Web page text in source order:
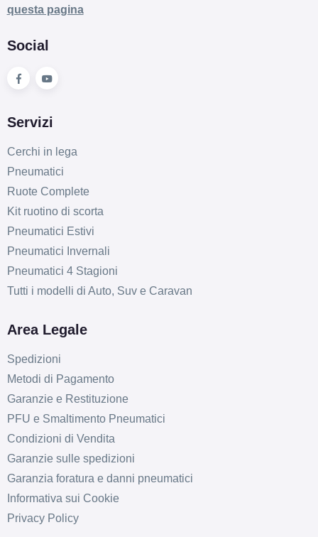
questa pagina
Social
Servizi
Cerchi in lega
Pneumatici
Ruote Complete
Kit ruotino di scorta
Pneumatici Estivi
Pneumatici Invernali
Pneumatici 4 Stagioni
Tutti i modelli di Auto, Suv e Caravan
Area Legale
Spedizioni
Metodi di Pagamento
Garanzie e Restituzione
PFU e Smaltimento Pneumatici
Condizioni di Vendita
Garanzie sulle spedizioni
Garanzia foratura e danni pneumatici
Informativa sui Cookie
Privacy Policy